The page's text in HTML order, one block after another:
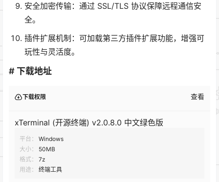
安全加密传输：通过 SSL/TLS 协议保障远程通信安
全。
插件扩展机制：可加载第三方插件扩展功能，增强可
玩性与灵活度。
# 下载地址
下载权限 查看
xTerminal (开源终端) v2.0.8.0 中文绿色版
平台：
Windows
大小：
50MB
格式：
7z
用途：
终端工具